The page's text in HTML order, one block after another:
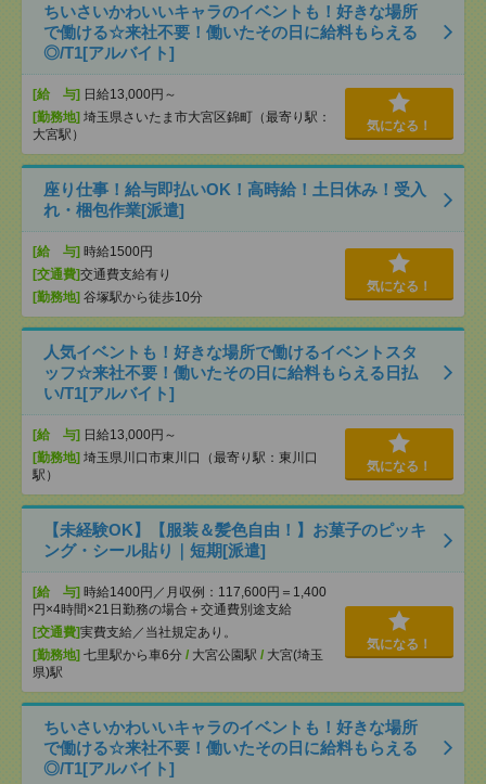
ちいさいかわいいキャラのイベントも！好きな場所
で働ける☆来社不要！働いたその日に給料もらえる
◎/T1[アルバイト]
[給 与] 日給13,000円～
[勤務地] 埼玉県さいたま市大宮区錦町（最寄り駅：
大宮駅）
気になる！
座り仕事！給与即払いOK！高時給！土日休み！受入
れ・梱包作業[派遣]
[給 与] 時給1500円
[交通費]交通費支給有り
[勤務地] 谷塚駅から徒歩10分
気になる！
人気イベントも！好きな場所で働けるイベントスタ
ッフ☆来社不要！働いたその日に給料もらえる日払
い/T1[アルバイト]
[給 与] 日給13,000円～
[勤務地] 埼玉県川口市東川口（最寄り駅：東川口
駅）
気になる！
【未経験OK】【服装＆髪色自由！】お菓子のピッキ
ング・シール貼り｜短期[派遣]
[給 与] 時給1400円／月収例：117,600円＝1,400
円×4時間×21日勤務の場合＋交通費別途支給
[交通費]実費支給／当社規定あり。
[勤務地] 七里駅から車6分 / 大宮公園駅 / 大宮(埼玉
県)駅
気になる！
ちいさいかわいいキャラのイベントも！好きな場所
で働ける☆来社不要！働いたその日に給料もらえる
◎/T1[アルバイト]